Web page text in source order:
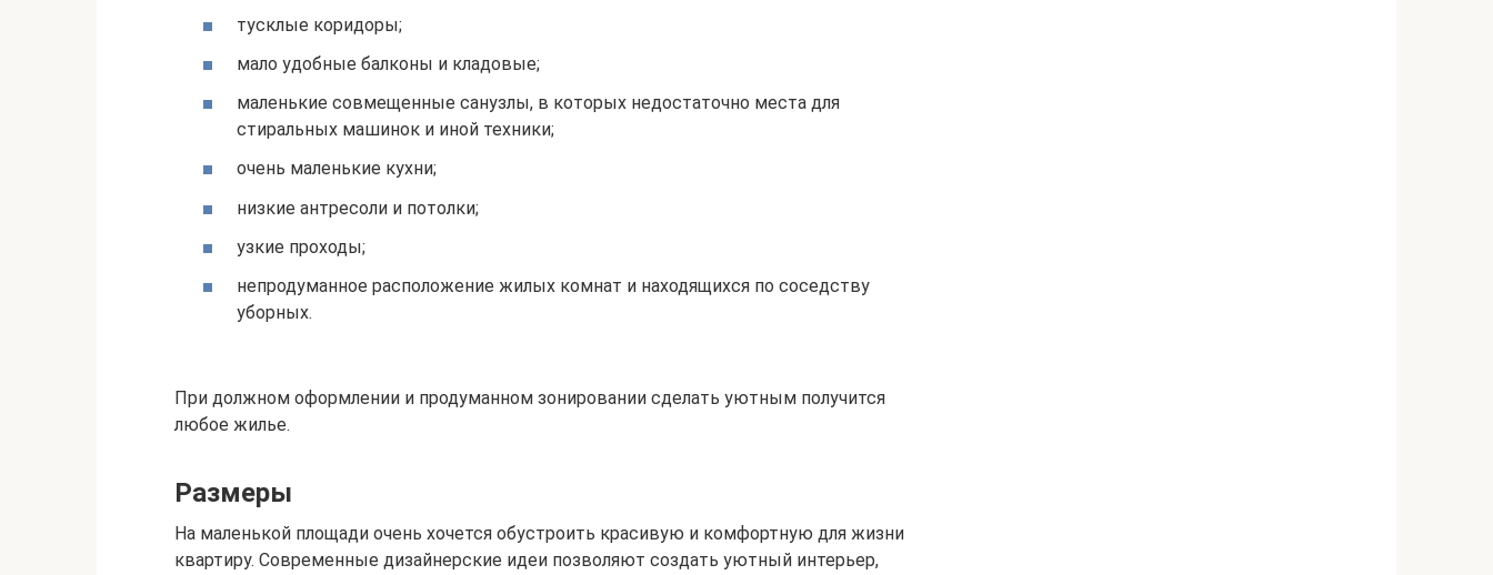
тусклые коридоры;
мало удобные балконы и кладовые;
маленькие совмещенные санузлы, в которых недостаточно места для
стиральных машинок и иной техники;
очень маленькие кухни;
низкие антресоли и потолки;
узкие проходы;
непродуманное расположение жилых комнат и находящихся по соседству
уборных.
При должном оформлении и продуманном зонировании сделать уютным получится
любое жилье.
Размеры
На маленькой площади очень хочется обустроить красивую и комфортную для жизни
квартиру. Современные дизайнерские идеи позволяют создать уютный интерьер,